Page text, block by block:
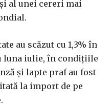
al unei cereri mai
au scăzut cu 1,3% în
luna iulie, în condiţiile
şi lapte praf au fost
la import de pe